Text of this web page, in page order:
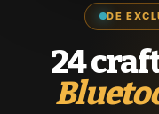
DE
24